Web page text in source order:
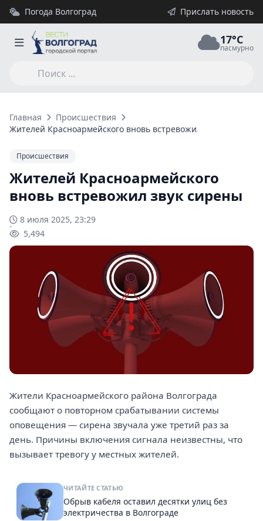
Погода Волгоград Прислать новость
17°C
пасмурно
Главная
Происшествия
Жителей Красноармейского вновь встревожил звук сирены
Происшествия
Жителей Красноармейского
вновь встревожил звук сирены
8 июля 2025, 23:29
5,494
Жители Красноармейского района Волгограда
сообщают о повторном срабатывании системы
оповещения — сирена звучала уже третий раз за
день. Причины включения сигнала неизвестны, что
вызывает тревогу у местных жителей.
ЧИТАЙТЕ СТАТЬЮ
Обрыв кабеля оставил десятки улиц без
электричества в Волгограде